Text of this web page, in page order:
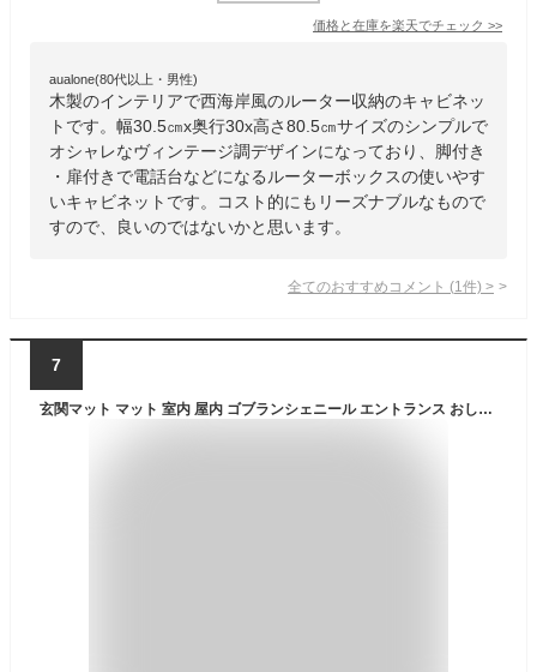
価格と在庫を楽天でチェック >>
aualone(80代以上・男性)
木製のインテリアで西海岸風のルーター収納のキャビネッ
トです。幅30.5㎝x奥行30x高さ80.5㎝サイズのシンプルで
オシャレなヴィンテージ調デザインになっており、脚付き
・扉付きで電話台などになるルーターボックスの使いやす
いキャビネットです。コスト的にもリーズナブルなもので
すので、良いのではないかと思います。
全てのおすすめコメント (1 件) >
7
玄関マット マット 室内 屋内 ゴブランシェニール エントランス おしゃれ ネイティブ柄 西海岸 ネイティブ あす楽 送料無料 クライン / 西海岸 インテリア 洗える 玄関マット サモア 50×80cm